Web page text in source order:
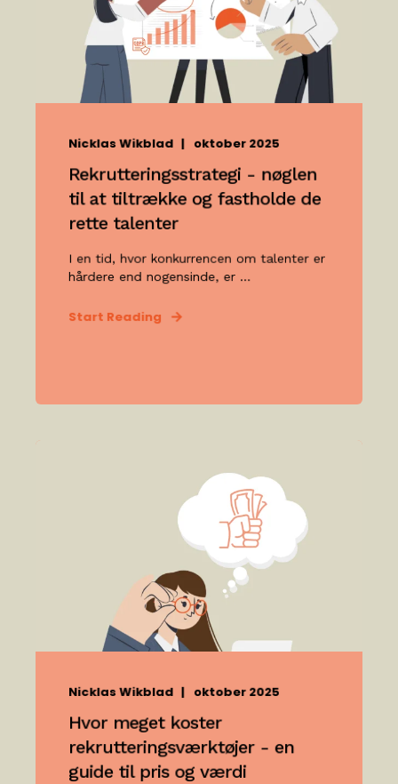
Nicklas Wikblad oktober 2025
Rekrutteringsstrategi - nøglen
til at tiltrække og fastholde de
rette talenter
I en tid, hvor konkurrencen om talenter er
hårdere end nogensinde, er ...
Start Reading
Nicklas Wikblad oktober 2025
Hvor meget koster
rekrutteringsværktøjer - en
guide til pris og værdi